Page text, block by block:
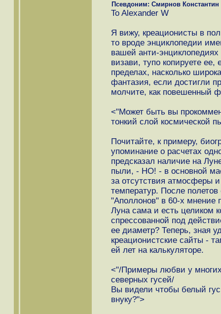
Псевдоним: Смирнов Константин
To Alexander W
Я вижу, креационисты в
то вроде энциклопедии
вашей анти-энциклопедиях
визави, тупо копируете ее,
пределах, насколько
фантазия, если достигли
молчите, как повешенный
<"Может быть вы
тонкий слой космической
Почитайте, к примеру,
упоминание о расчетах
предсказал наличие на
пыли, - НО! - в основной
за отсутствия атмосферы
температур. После
"Аполлонов" в 60-х мнение
Луна сама и есть целиком
спрессованной под
ее диаметр? Теперь, зная
креационистские сайты -
ей лет на калькуляторе.
<"/Примеры любви у
северных гусей/
Вы видели чтобы белый
внуку?">